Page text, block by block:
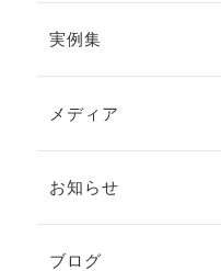
実例集
メディア
お知らせ
ブログ